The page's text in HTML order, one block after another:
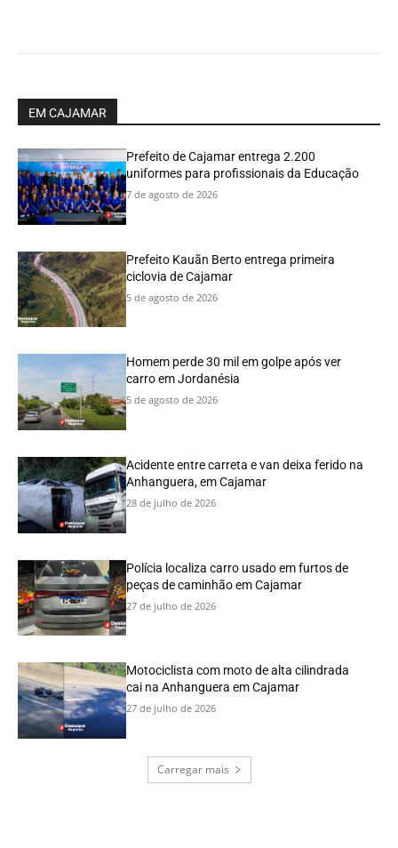
EM CAJAMAR
Prefeito de Cajamar entrega 2.200
uniformes para profissionais da Educação
7 de agosto de 2026
Prefeito Kauãn Berto entrega primeira
ciclovia de Cajamar
5 de agosto de 2026
Homem perde 30 mil em golpe após ver
carro em Jordanésia
5 de agosto de 2026
Acidente entre carreta e van deixa ferido na
Anhanguera, em Cajamar
28 de julho de 2026
Polícia localiza carro usado em furtos de
peças de caminhão em Cajamar
27 de julho de 2026
Motociclista com moto de alta cilindrada
cai na Anhanguera em Cajamar
27 de julho de 2026
Carregar mais